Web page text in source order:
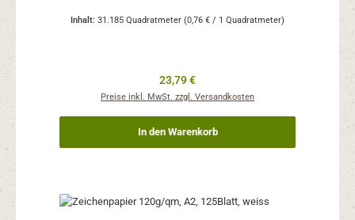
Inhalt: 31.185 Quadratmeter (0,76 € / 1 Quadratmeter)
Regulärer Preis:
23,79 €
Preise inkl. MwSt. zzgl. Versandkosten
In den Warenkorb